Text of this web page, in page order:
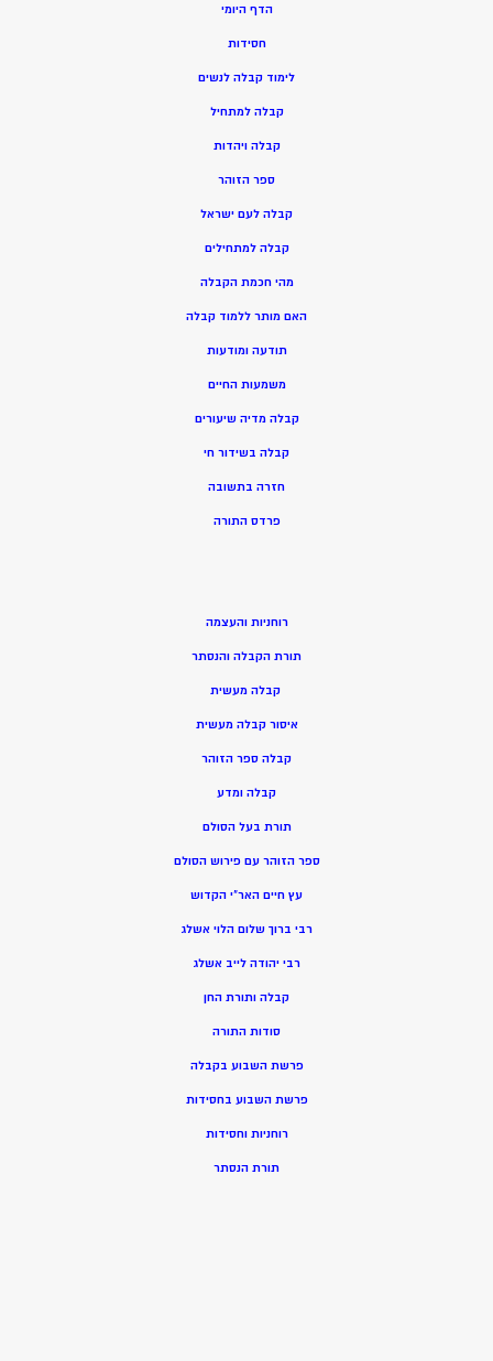
הדף היומי
חסידות
לימוד קבלה לנשים
קבלה למתחיל
קבלה ויהדות
ספר הזוהר
קבלה לעם ישראל
קבלה למתחילים
מהי חכמת הקבלה
האם מותר ללמוד קבלה
תודעה ומודעות
משמעות החיים
קבלה מדיה שיעורים
קבלה בשידור חי
חזרה בתשובה
פרדס התורה
רוחניות והעצמה
תורת הקבלה והנסתר
קבלה מעשית
איסור קבלה מעשית
קבלה ספר הזוהר
קבלה ומדע
תורת בעל הסולם
ספר הזוהר עם פירוש הסולם
עץ חיים האר”י הקדוש
רבי ברוך שלום הלוי אשלג
רבי יהודה לייב אשלג
קבלה ותורת החן
סודות התורה
פרשת השבוע בקבלה
פרשת השבוע בחסידות
רוחניות וחסידות
תורת הנסתר